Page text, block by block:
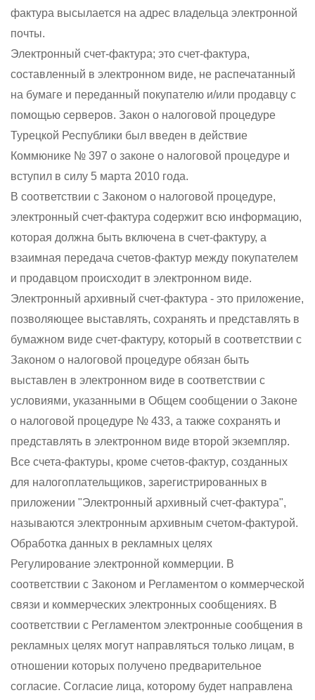
фактура высылается на адрес владельца электронной
почты.
Электронный счет-фактура; это счет-фактура,
составленный в электронном виде, не распечатанный
на бумаге и переданный покупателю и/или продавцу с
помощью серверов. Закон о налоговой процедуре
Турецкой Республики был введен в действие
Коммюнике № 397 о законе о налоговой процедуре и
вступил в силу 5 марта 2010 года.
В соответствии с Законом о налоговой процедуре,
электронный счет-фактура содержит всю информацию,
которая должна быть включена в счет-фактуру, а
взаимная передача счетов-фактур между покупателем
и продавцом происходит в электронном виде.
Электронный архивный счет-фактура - это приложение,
позволяющее выставлять, сохранять и представлять в
бумажном виде счет-фактуру, который в соответствии с
Законом о налоговой процедуре обязан быть
выставлен в электронном виде в соответствии с
условиями, указанными в Общем сообщении о Законе
о налоговой процедуре № 433, а также сохранять и
представлять в электронном виде второй экземпляр.
Все счета-фактуры, кроме счетов-фактур, созданных
для налогоплательщиков, зарегистрированных в
приложении "Электронный архивный счет-фактура",
называются электронным архивным счетом-фактурой.
Обработка данных в рекламных целях
Регулирование электронной коммерции. В
соответствии с Законом и Регламентом о коммерческой
связи и коммерческих электронных сообщениях. В
соответствии с Регламентом электронные сообщения в
рекламных целях могут направляться только лицам, в
отношении которых получено предварительное
согласие. Согласие лица, которому будет направлена